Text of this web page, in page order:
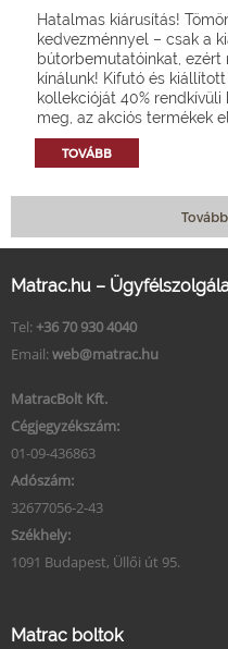
Hatalmas kiárusítás!
kedvezménnyel – csak a
bútorbemutatóinkat,
kínálunk! Kifutó és
kollekcióját 40%
meg, az akciós termékek
TOVÁBB
Matrac.hu –
Tel: +36 70 930 4040
Email: web@matrac.hu
MatracBolt Kft.
Cégjegyzékszám:
01-09-436863
Adószám:
32677056-2-43
Székhely:
1091 Budapest, Üllői út 95.
Matrac boltok